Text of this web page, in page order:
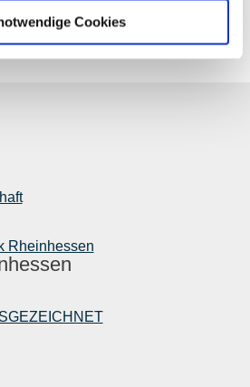
Cookies
Rheinhessen